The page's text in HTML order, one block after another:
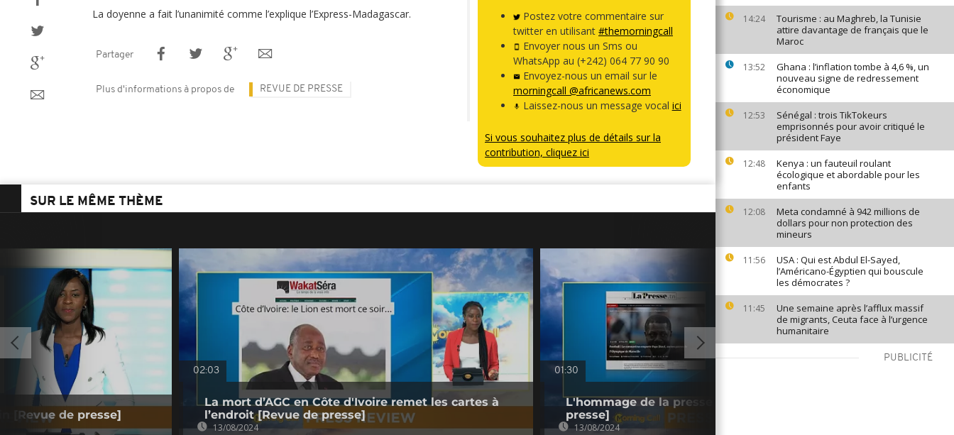
14:24
Tourisme : au Maghreb, la Tunisie
attire davantage de français que le
Maroc
13:52
Ghana : l’inflation tombe à 4,6 %, un
nouveau signe de redressement
économique
12:53
Sénégal : trois TikTokeurs
emprisonnés pour avoir critiqué le
président Faye
12:48
Kenya : un fauteuil roulant
écologique et abordable pour les
enfants
12:08
Meta condamné à 942 millions de
dollars pour non protection des
mineurs
11:56
USA : Qui est Abdul El-Sayed,
l’Américano-Égyptien qui bouscule
les démocrates ?
11:45
Une semaine après l’afflux massif
de migrants, Ceuta face à l’urgence
humanitaire
PUBLICITÉ
La doyenne a fait l’unanimité comme l’explique l’Express-Madagascar.
Partager
Plus d'informations à propos de REVUE DE PRESSE
Postez votre commentaire sur
twitter en utilisant #themorningcall
Envoyer nous un Sms ou
WhatsApp au (+242) 064 77 90 90
Envoyez-nous un email sur le
morningcall @africanews.com
Laissez-nous un message vocal ici
Si vous souhaitez plus de détails sur la
contribution, cliquez ici
SUR LE MÊME THÈME
[Revue de presse]
02:03
La mort d’AGC en Côte d'Ivoire remet les cartes à
l’endroit [Revue de presse]
13/08/2024
01:30
L'hommage de la presse à Pape Diouf [Revue de
presse]
13/08/2024
03:08